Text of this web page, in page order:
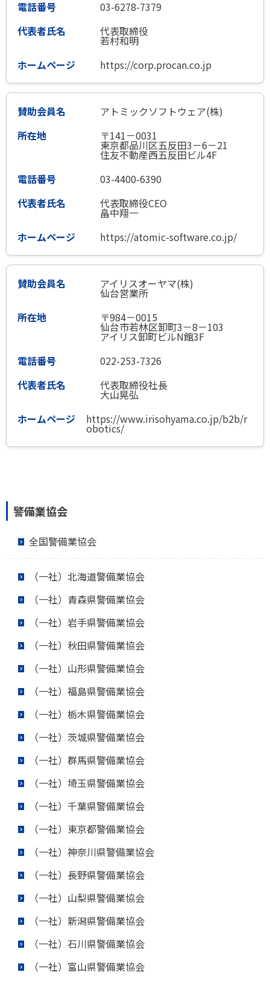
03-6278-7379
代表取締役
若村和明
https://corp.procan.co.jp
アトミックソフトウェア(株)
〒141－0031
東京都品川区五反田3－6－21
住友不動産西五反田ビル4F
03-4400-6390
代表取締役CEO
畠中翔一
https://atomic-software.co.jp/
アイリスオーヤマ(株)
仙台営業所
〒984－0015
仙台市若林区卸町3－8－103
アイリス卸町ビルN館3F
022-253-7326
代表取締役社長
大山晃弘
https://www.irisohyama.co.jp/b2b/r
obotics/
警備業協会
全国警備業協会
（一社）北海道警備業協会
（一社）青森県警備業協会
（一社）岩手県警備業協会
（一社）秋田県警備業協会
（一社）山形県警備業協会
（一社）福島県警備業協会
（一社）栃木県警備業協会
（一社）茨城県警備業協会
（一社）群馬県警備業協会
（一社）埼玉県警備業協会
（一社）千葉県警備業協会
（一社）東京都警備業協会
（一社）神奈川県警備業協会
（一社）長野県警備業協会
（一社）山梨県警備業協会
（一社）新潟県警備業協会
（一社）石川県警備業協会
（一社）富山県警備業協会